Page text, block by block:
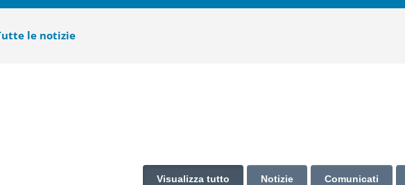
cercare
le notizie
Visualizza tutto Notizie Comunicati